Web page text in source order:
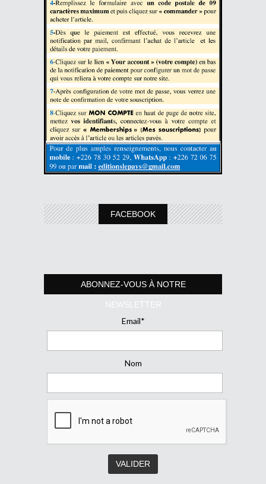
FACEBOOK
ABONNEZ-VOUS À NOTRE
NEWSLETTER
Email*
Nom